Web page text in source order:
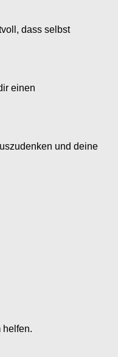
dass selbst
einen
und deine
helfen.